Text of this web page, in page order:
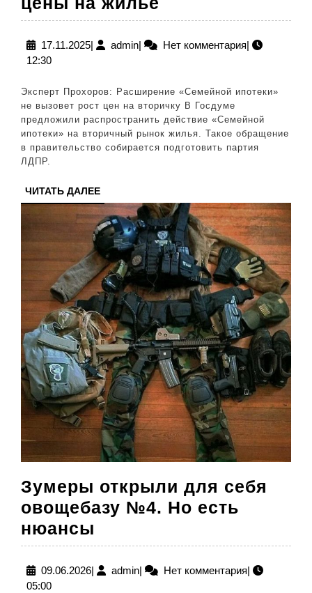
расширение
ипотеки»
вторичный
рынок
может
повлиять
на
жилье
17.11.202517.11.2025
| adminadmin
| Нет комментария|
12:30
Эксперт Прохоров: Расширение «Семейной ипотеки»
не вызовет рост цен на вторичку В Госдуме
предложили распространить действие «Семейной
ипотеки» на вторичный рынок жилья. Такое обращение
в правительство собирается подготовить партия
ЛДПР.
ЧИТАТЬ ДАЛЕЕЧИТАТЬ
ДАЛЕЕ
Зумеры открыли для себя
овощебазу №4. Но есть
нюансы
открыли
для
09.06.202609.06.2026
| adminadmin
| Нет комментария|
05:00